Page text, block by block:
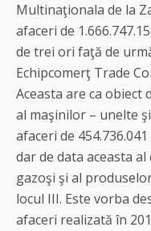
Multinaţionala de la
afaceri de
de trei ori faţă de
Echipcomerţ Trade
Aceasta are ca obiect
al maşinilor – unelte
afaceri de
dar de data aceasta
gazoşi şi al
locul III. Este vorba
afaceri realizată în